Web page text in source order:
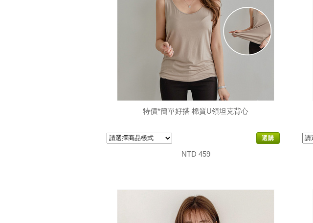
特價*簡單好搭 棉質U領坦克背心
選購
NTD 459